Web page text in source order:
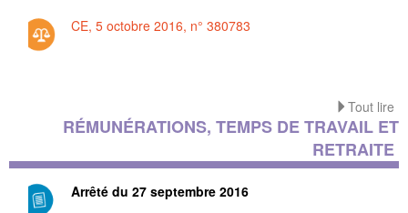
CE, 5 octobre 2016, n° 380783
Tout lire
RÉMUNÉRATIONS, TEMPS DE TRAVAIL ET
RETRAITE
Arrêté du 27 septembre 2016